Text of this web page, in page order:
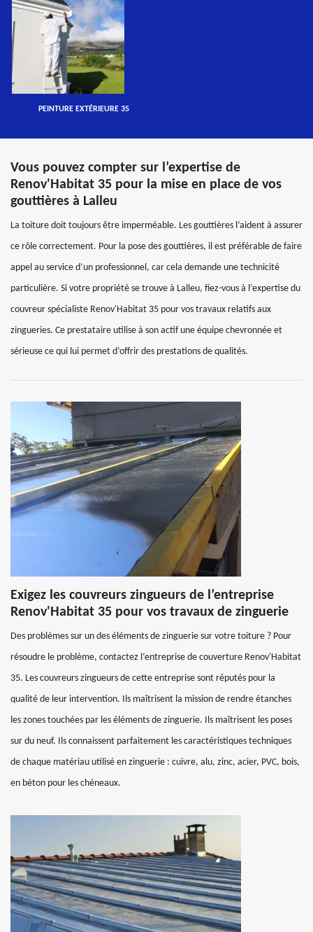
PEINTURE EXTÉRIEURE 35
Vous pouvez compter sur l’expertise de
Renov'Habitat 35 pour la mise en place de vos
gouttières à Lalleu
La toiture doit toujours être imperméable. Les gouttières l’aident à assurer
ce rôle correctement. Pour la pose des gouttières, il est préférable de faire
appel au service d’un professionnel, car cela demande une technicité
particulière. Si votre propriété se trouve à Lalleu, fiez-vous à l’expertise du
couvreur spécialiste Renov'Habitat 35 pour vos travaux relatifs aux
zingueries. Ce prestataire utilise à son actif une équipe chevronnée et
sérieuse ce qui lui permet d’offrir des prestations de qualités.
Exigez les couvreurs zingueurs de l’entreprise
Renov'Habitat 35 pour vos travaux de zinguerie
Des problèmes sur un des éléments de zinguerie sur votre toiture ? Pour
résoudre le problème, contactez l’entreprise de couverture Renov'Habitat
35. Les couvreurs zingueurs de cette entreprise sont réputés pour la
qualité de leur intervention. Ils maîtrisent la mission de rendre étanches
les zones touchées par les éléments de zinguerie. Ils maîtrisent les poses
sur du neuf. Ils connaissent parfaitement les caractéristiques techniques
de chaque matériau utilisé en zinguerie : cuivre, alu, zinc, acier, PVC, bois,
en béton pour les chéneaux.